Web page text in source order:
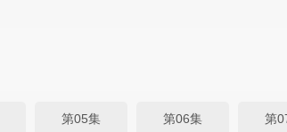
第05集 第06集 第